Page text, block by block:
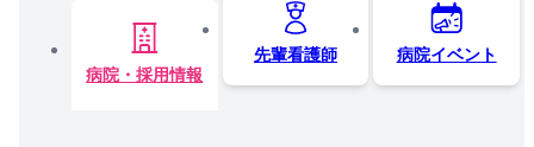
病院・採用情報
先輩看護師 病院イベント